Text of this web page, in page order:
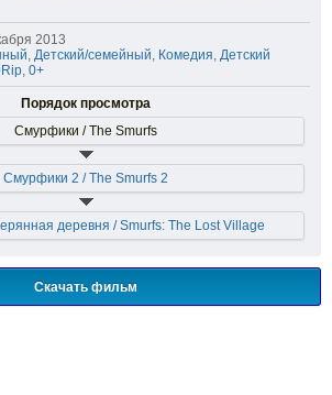
2013
, Детский/семейный, Комедия, Детский
, 0+
Порядок просмотра
Смурфики / The Smurfs
Смурфики 2 / The Smurfs 2
деревня / Smurfs: The Lost Village
Скачать фильм